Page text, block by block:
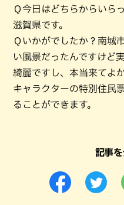
Ｑ今日はどちらからいら
滋賀県です。
Ｑいかがでしたか？南城
い風景だったんですけど
綺麗ですし、本当来てよ
キャラクターの特別住民
ることができます。
記事